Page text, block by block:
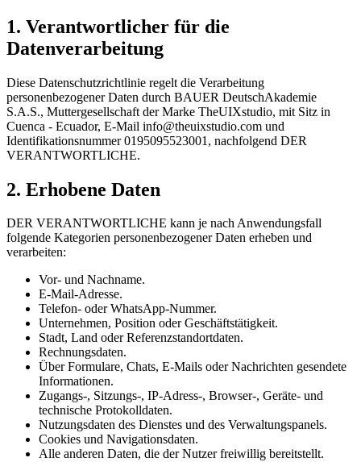
1. Verantwortlicher für die
Datenverarbeitung
Diese Datenschutzrichtlinie regelt die Verarbeitung
personenbezogener Daten durch BAUER DeutschAkademie
S.A.S., Muttergesellschaft der Marke TheUIXstudio, mit Sitz in
Cuenca - Ecuador, E-Mail info@theuixstudio.com und
Identifikationsnummer 0195095523001, nachfolgend DER
VERANTWORTLICHE.
2. Erhobene Daten
DER VERANTWORTLICHE kann je nach Anwendungsfall
folgende Kategorien personenbezogener Daten erheben und
verarbeiten:
Vor- und Nachname.
E-Mail-Adresse.
Telefon- oder WhatsApp-Nummer.
Unternehmen, Position oder Geschäftstätigkeit.
Stadt, Land oder Referenzstandortdaten.
Rechnungsdaten.
Über Formulare, Chats, E-Mails oder Nachrichten gesendete
Informationen.
Zugangs-, Sitzungs-, IP-Adress-, Browser-, Geräte- und
technische Protokolldaten.
Nutzungsdaten des Dienstes und des Verwaltungspanels.
Cookies und Navigationsdaten.
Alle anderen Daten, die der Nutzer freiwillig bereitstellt.